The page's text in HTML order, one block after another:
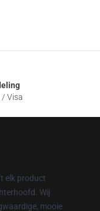
/ Visa
elk product
Wij
mooie